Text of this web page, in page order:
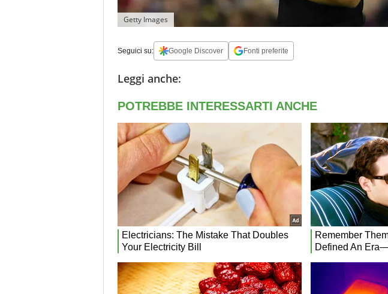
Getty Images
Seguici su: Google Discover Fonti preferite
Leggi anche: